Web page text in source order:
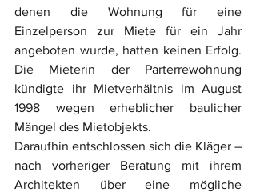
denen die Wohnung für eine
Einzelperson zur Miete für ein Jahr
angeboten wurde, hatten keinen Erfolg.
Die Mieterin der Parterrewohnung
kündigte ihr Mietverhältnis im August
1998 wegen erheblicher baulicher
Mängel des Mietobjekts.
Daraufhin entschlossen sich die Kläger –
nach vorheriger Beratung mit ihrem
Architekten über eine mögliche